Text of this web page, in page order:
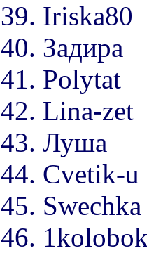
39. Iriska80
40. Задира
41. Polytat
42. Lina-zet
43. Луша
44. Cvetik-u
45. Swechka
46.